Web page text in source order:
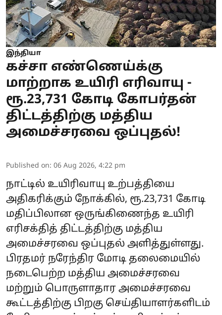
இந்தியா
கச்சா எண்ணெய்க்கு
மாற்றாக உயிரி எரிவாயு -
ரூ.23,731 கோடி கோபர்தன்
திட்டத்திற்கு மத்திய
அமைச்சரவை ஒப்புதல்!
Published on: 06 Aug 2026, 4:22 pm
நாட்டில் உயிரிவாயு உற்பத்தியை
அதிகரிக்கும் நோக்கில், ரூ.23,731 கோடி
மதிப்பிலான ஒருங்கிணைந்த உயிரி
எரிசக்தித் திட்டத்திற்கு மத்திய
அமைச்சரவை ஒப்புதல் அளித்துள்ளது.
பிரதமர் நரேந்திர மோடி தலைமையில்
நடைபெற்ற மத்திய அமைச்சரவை
மற்றும் பொருளாதார அமைச்சரவை
கூட்டத்திற்கு பிறகு செய்தியாளர்களிடம்